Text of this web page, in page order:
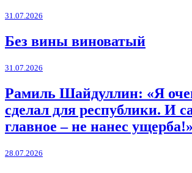
31.07.2026
Без вины виноватый
31.07.2026
Рамиль Шайдуллин: «Я
сделал для республики. И
главное – не нанес ущерба!»
28.07.2026